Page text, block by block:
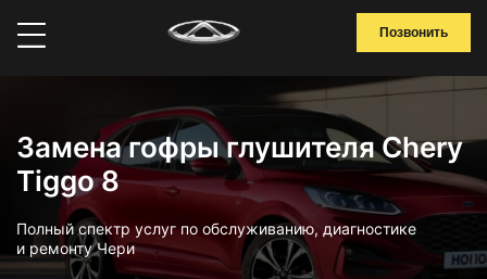
Позвонить
Замена гофры глушителя Chery
Tiggo 8
Полный спектр услуг по обслуживанию, диагностике
и ремонту Чери